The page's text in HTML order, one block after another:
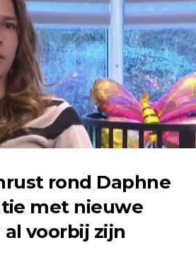
rond Daphne
met nieuwe
voorbij zijn